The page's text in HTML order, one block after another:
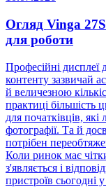
Огляд Vinga
для роботи
Професійні дисплеї
контенту зазвичай
й величезною
практиці більшість
для початківців,
фотографії. Та й
потрібен
Коли ринок має
з'являється і
пристроїв сьогодні